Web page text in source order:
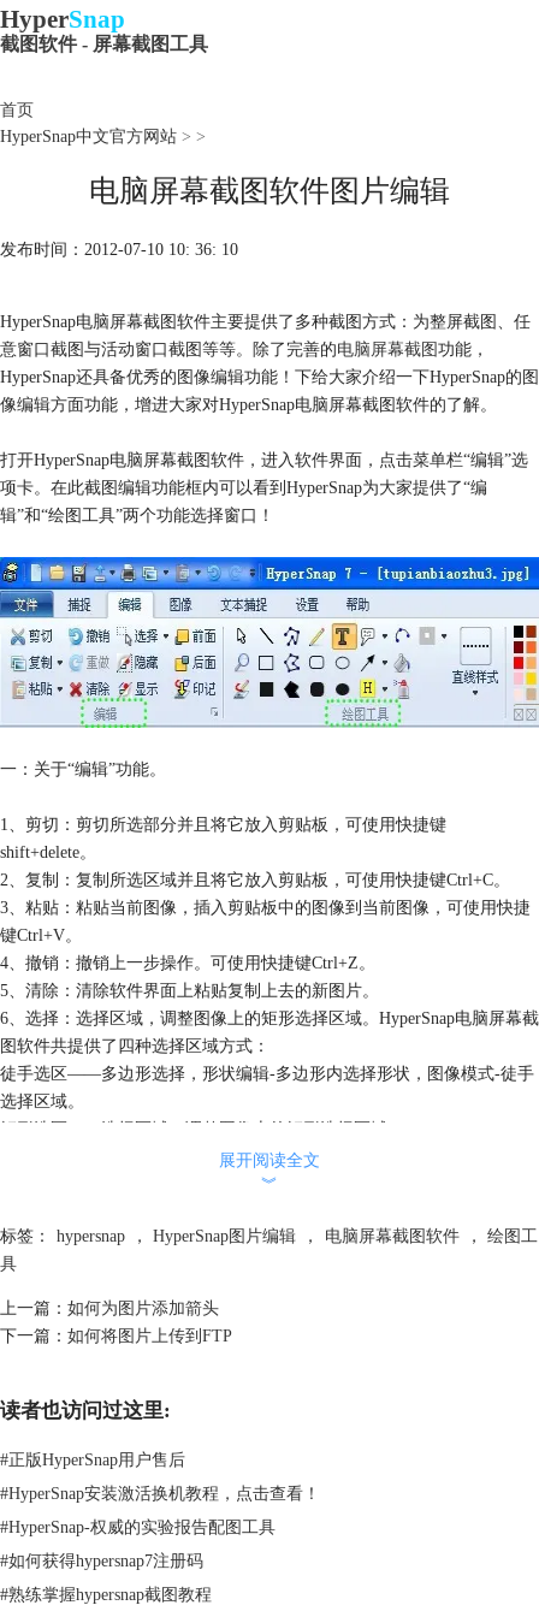
HyperSnap
截图软件 - 屏幕截图工具
首页
HyperSnap中文官方网站 > >
电脑屏幕截图软件图片编辑
发布时间：2012-07-10 10: 36: 10
HyperSnap电脑屏幕截图软件主要提供了多种截图方式：为整屏截图、任
意窗口截图与活动窗口截图等等。除了完善的电脑屏幕截图功能，
HyperSnap还具备优秀的图像编辑功能！下给大家介绍一下HyperSnap的图
像编辑方面功能，增进大家对HyperSnap电脑屏幕截图软件的了解。
打开HyperSnap电脑屏幕截图软件，进入软件界面，点击菜单栏“编辑”选
项卡。在此截图编辑功能框内可以看到HyperSnap为大家提供了“编
辑”和“绘图工具”两个功能选择窗口！
一：关于“编辑”功能。
1、剪切：剪切所选部分并且将它放入剪贴板，可使用快捷键
shift+delete。
2、复制：复制所选区域并且将它放入剪贴板，可使用快捷键Ctrl+C。
3、粘贴：粘贴当前图像，插入剪贴板中的图像到当前图像，可使用快捷
键Ctrl+V。
4、撤销：撤销上一步操作。可使用快捷键Ctrl+Z。
5、清除：清除软件界面上粘贴复制上去的新图片。
6、选择：选择区域，调整图像上的矩形选择区域。HyperSnap电脑屏幕截
图软件共提供了四种选择区域方式：
徒手选区——多边形选择，形状编辑-多边形内选择形状，图像模式-徒手
选择区域。
矩形选区——选择区域，调整图像上的矩形选择区域。
转换形状为选区——转换为封闭形状，用于图像选区，仅选择一个形状的
7、隐藏：隐藏所有形状。
8、显示：显示所有之前隐藏的形状。
10、后面：选择形状移到所有形状的后面。
11、印记：定型，将选择形状变为图像底层永久部分。
二：关于“绘图工具”。
1、查看模式：使用鼠标左键在图像上移动，使用ctlr+鼠标滚轮缩放。
2、放大镜：点击鼠标左键放大，右键缩小（或者在任意时间使用ctlr+鼠
3、绘画模式切换：在形状编辑和直接在图像上绘画之间切换。
4、线段：使用当前工具宽度和颜色绘制一条线段，按照Shift改为水平/垂
直/45°方向。
展开阅读全文
︾
标签： hypersnap ， HyperSnap图片编辑 ， 电脑屏幕截图软件 ，
绘图工
具
上一篇： 如何为图片添加箭头
下一篇： 如何将图片上传到FTP
读者也访问过这里:
#正版HyperSnap用户售后
#HyperSnap安装激活换机教程，点击查看！
#HyperSnap-权威的实验报告配图工具
#如何获得hypersnap7注册码
#熟练掌握hypersnap截图教程